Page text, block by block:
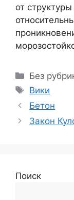
от
Рубрики
Без
Метки
Вики
Бетон
Закон
Поиск